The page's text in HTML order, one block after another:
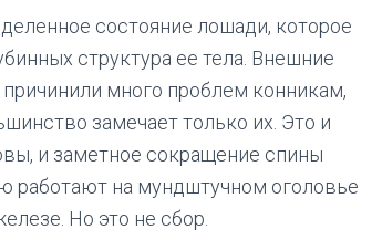
состояние лошади, которое
структура ее тела. Внешние
причинили много проблем конникам,
замечает только их. Это и
и заметное сокращение спины
работают на мундштучном оголовье
Но это не сбор.